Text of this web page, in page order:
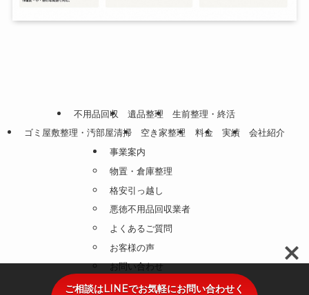
不用品回収 遺品整理
生前整理・終活
ゴミ屋敷整理・汚部屋清掃
空き家整理 料金 実績
会社紹介
事業案内
物置・倉庫整理
格安引っ越し
悪徳不用品回収業者
よくあるご質問
お客様の声
お問い合わせ
プライバシーポリシー
ご相談はLINEでお気軽にお問い合わせく